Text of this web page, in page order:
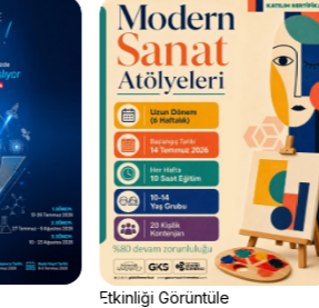
Etkinliği Görüntüle